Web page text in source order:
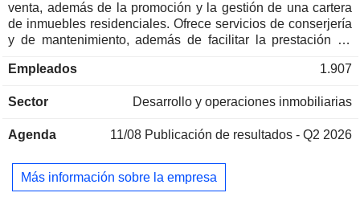
venta, además de la promoción y la gestión de una cartera
de inmuebles residenciales. Ofrece servicios de conserjería
y de mantenimiento, además de facilitar la prestación de
servicios de gestión inmobiliaria.
Empleados 1.907
Sector Desarrollo y operaciones inmobiliarias
Agenda 11/08 Publicación de resultados - Q2 2026
Más información sobre la empresa